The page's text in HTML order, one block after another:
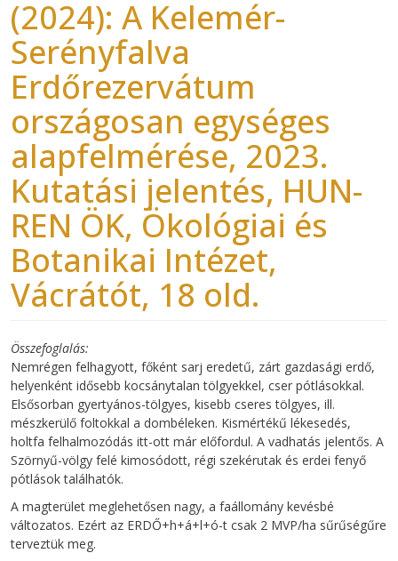
(2024): A Kelemér-
Serényfalva
Erdőrezervátum
országosan egységes
alapfelmérése, 2023.
Kutatási jelentés, HUN-
REN ÖK, Ökológiai és
Botanikai Intézet,
Vácrátót, 18 old.
Összefoglalás
Nemrégen felhagyott, főként sarj eredetű, zárt gazdasági erdő,
helyenként idősebb kocsánytalan tölgyekkel, cser pótlásokkal.
Elsősorban gyertyános-tölgyes, kisebb cseres tölgyes, ill.
mészkerülő foltokkal a dombéleken. Kismértékű lékesedés,
holtfa felhalmozódás itt-ott már előfordul. A vadhatás jelentős. A
Szörnyű-völgy felé kimosódott, régi szekérutak és erdei fenyő
pótlások találhatók.
A magterület meglehetősen nagy, a faállomány kevésbé
változatos. Ezért az ERDŐ+h+á+l+ó-t csak 2 MVP/ha sűrűségűre
terveztük meg.